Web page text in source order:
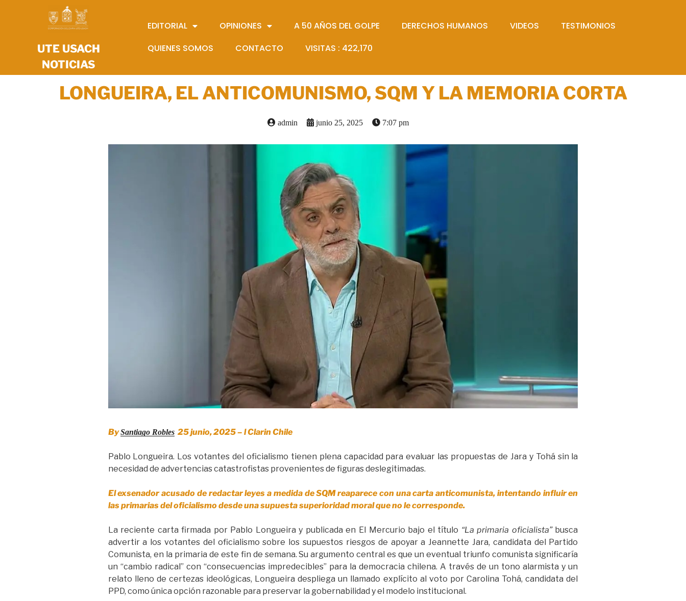
UTE USACH
NOTICIAS
EDITORIAL OPINIONES A 50 AÑOS DEL GOLPE DERECHOS HUMANOS VIDEOS
TESTIMONIOS
QUIENES SOMOS
CONTACTO VISITAS : 422,170
LONGUEIRA, EL ANTICOMUNISMO, SQM Y LA MEMORIA CORTA
admin junio 25, 2025 7:07 pm
BySantiago Robles25 junio, 2025 – l Clarin Chile
Pablo Longueira. Los votantes del oficialismo tienen plena capacidad para evaluar las propuestas de Jara y Tohá sin la
necesidad de advertencias catastrofistas provenientes de figuras deslegitimadas.
El exsenador acusado de redactar leyes a medida de SQM reaparece con una carta anticomunista, intentando influir en
las primarias del oficialismo desde una supuesta superioridad moral que no le corresponde.
La reciente carta firmada por Pablo Longueira y publicada en El Mercurio bajo el título “La primaria oficialista”busca
advertir a los votantes del oficialismo sobre los supuestos riesgos de apoyar a Jeannette Jara, candidata del Partido
Comunista, en la primaria de este fin de semana. Su argumento central es que un eventual triunfo comunista significaría
un “cambio radical” con “consecuencias impredecibles” para la democracia chilena. A través de un tono alarmista y un
relato lleno de certezas ideológicas, Longueira despliega un llamado explícito al voto por Carolina Tohá, candidata del
PPD, como única opción razonable para preservar la gobernabilidad y el modelo institucional.